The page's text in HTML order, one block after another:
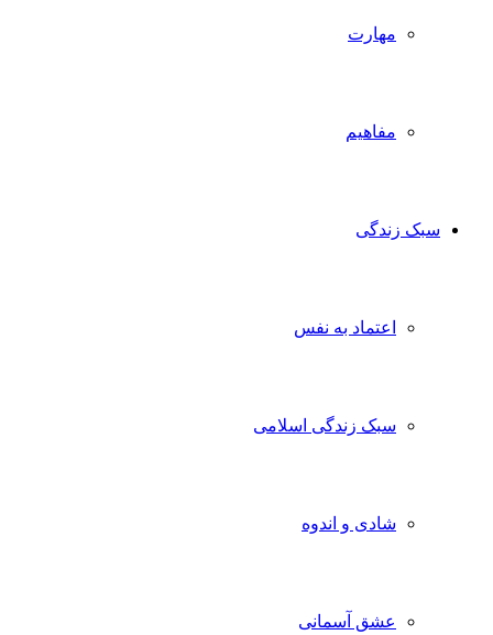
مهارت
مفاهیم
سبک زندگی
اعتماد به نفس
سبک زندگی اسلامی
شادی و اندوه
عشق آسمانی